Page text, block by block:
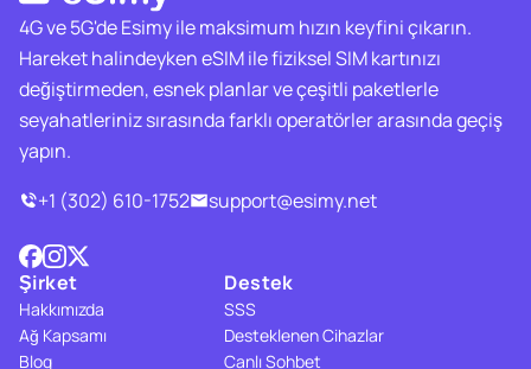
4G ve 5G'de Esimy ile maksimum hızın keyfini çıkarın.
Hareket halindeyken eSIM ile fiziksel SIM kartınızı
değiştirmeden, esnek planlar ve çeşitli paketlerle
seyahatleriniz sırasında farklı operatörler arasında geçiş
yapın.
+1 (302) 610-1752
support@esimy.net
Şirket
Hakkımızda
Ağ Kapsamı
Blog
Destek
SSS
Desteklenen Cihazlar
Canlı Sohbet